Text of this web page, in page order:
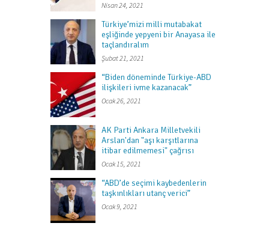
Nisan 24, 2021
Türkiye’mizi milli mutabakat
eşliğinde yepyeni bir Anayasa ile
taçlandıralım
Şubat 21, 2021
“Biden döneminde Türkiye-ABD
ilişkileri ivme kazanacak”
Ocak 26, 2021
AK Parti Ankara Milletvekili
Arslan'dan "aşı karşıtlarına
itibar edilmemesi" çağrısı
Ocak 15, 2021
“ABD’de seçimi kaybedenlerin
taşkınlıkları utanç verici”
Ocak 9, 2021